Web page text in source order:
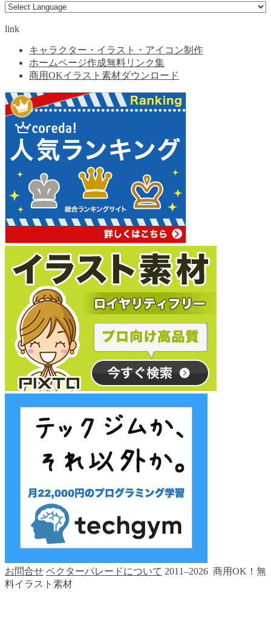
link
キャラクター・イラスト・アイコン制作
ホームページ作成無料リンク集
商用OKイラスト素材ダウンロード
お問合せ ベクターパレードについて 2011–2026 商用OK！無
料イラスト素材